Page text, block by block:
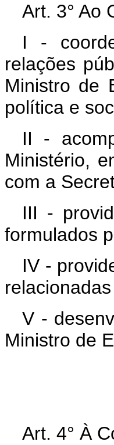
Art. 3° Ao
I -
relações
Ministro de
política e
II -
Ministério,
com a
III -
formulados
IV -
V -
Ministro de
Art. 4° À